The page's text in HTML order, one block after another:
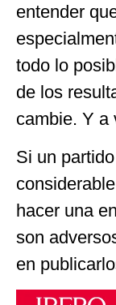
entender
todo lo
de los
cambie. Y a
Si un
hacer una
son
en